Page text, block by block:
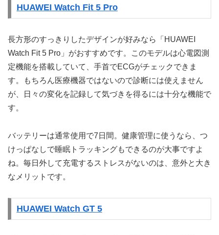
HUAWEI Watch Fit 5 Pro
長方形のすっきりしたデザインが好みなら「HUAWEI
Watch Fit 5 Pro」がおすすめです。このモデルは心電図測
定機能を搭載していて、手首でECGがチェックできま
す。もちろん医療機器ではないので診断には使えません
が、日々の変化を記録して気づきを得るには十分な機能で
す。
バッテリーは通常使用で7日間。健康管理に使うなら、つ
けっぱなしで睡眠トラッキングもできるのが大事ですよ
ね。毎日外して充電するストレスがないのは、意外と大き
なメリットです。
HUAWEI Watch GT 5